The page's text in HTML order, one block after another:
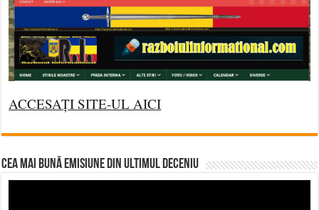
ACCESAȚI SITE-UL AICI
CEA MAI BUNĂ EMISIUNE DIN ULTIMUL DECENIU